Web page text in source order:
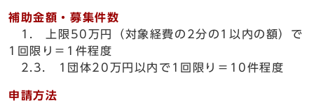
補助金額・募集件数
1. 上限50万円（対象経費の2分の1以内の額）で
1回限り＝1件程度
2.3. 1団体20万円以内で1回限り＝10件程度
申請方法